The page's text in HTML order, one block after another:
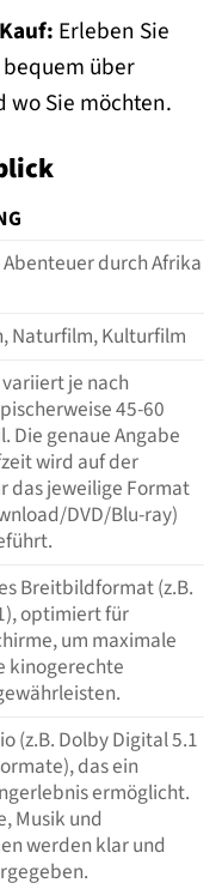
Erleben Sie
über
Sie möchten.
durch Afrika
Naturfilm, Kulturfilm
je nach
45-60
Die genaue Angabe
wird auf der
das jeweilige Format
DVD/Blu-ray)
Breitbildformat (z.B.
optimiert für
um maximale
kinogerechte
(z.B. Dolby Digital 5.1
das ein
ermöglicht.
Musik und
werden klar und